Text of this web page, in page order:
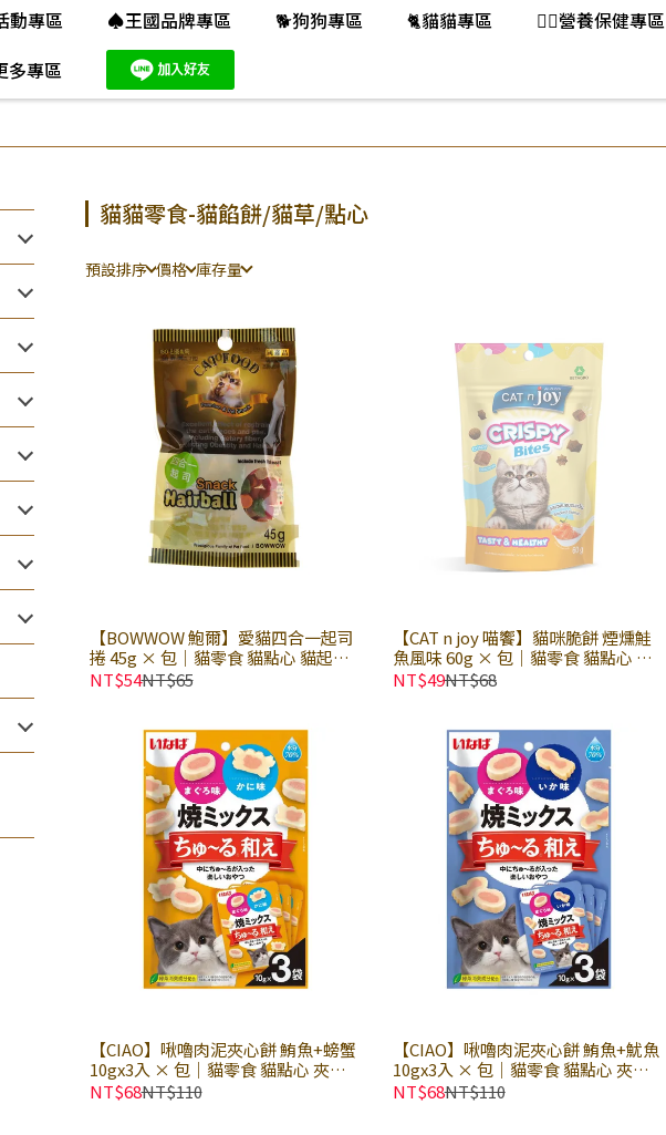
動專區 ♠王國品牌專區 🐕️狗狗專區 🐈️貓貓專區 👨‍⚕️營養保健專區
多專區
貓貓零食-貓餡餅/貓草/點心
預設排序 價格 庫存量
【BOWWOW 鮑爾】愛貓四合一起司
捲 45g × 包｜貓零食 貓點心 貓起司
零食
NT$54NT$65
【CAT n joy 喵饗】貓咪脆餅 煙燻鮭
魚風味 60g × 包｜貓零食 貓點心 貓
脆餅
NT$49NT$68
【CIAO】啾嚕肉泥夾心餅 鮪魚+螃蟹
10gx3入 × 包｜貓零食 貓點心 夾心
餅乾
NT$68NT$110
【CIAO】啾嚕肉泥夾心餅 鮪魚+魷魚
10gx3入 × 包｜貓零食 貓點心 夾心
餅乾
NT$68NT$110